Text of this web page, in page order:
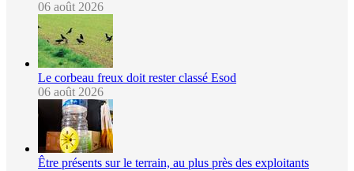
06 août 2026
Le corbeau freux doit rester classé Esod
06 août 2026
Être présents sur le terrain, au plus près des exploitants